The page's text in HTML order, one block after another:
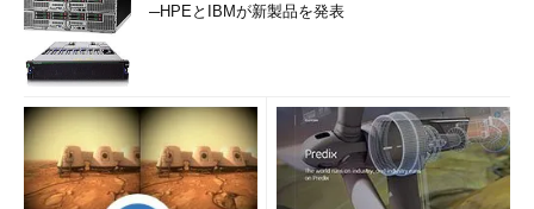
─HPEとIBMが新製品を発表